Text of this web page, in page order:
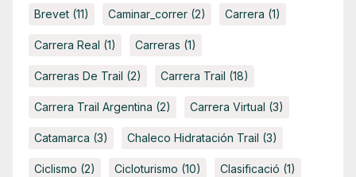
Brevet (11) Caminar_correr (2) Carrera (1)
Carrera Real (1) Carreras (1)
Carreras De Trail (2) Carrera Trail (18)
Carrera Trail Argentina (2) Carrera Virtual (3)
Catamarca (3) Chaleco Hidratación Trail (3)
Ciclismo (2) Cicloturismo (10) Clasificació (1)